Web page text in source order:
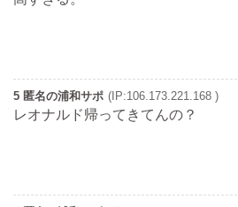
5 匿名の浦和サポ (IP:106.173.221.168 )
レオナルド帰ってきてんの？